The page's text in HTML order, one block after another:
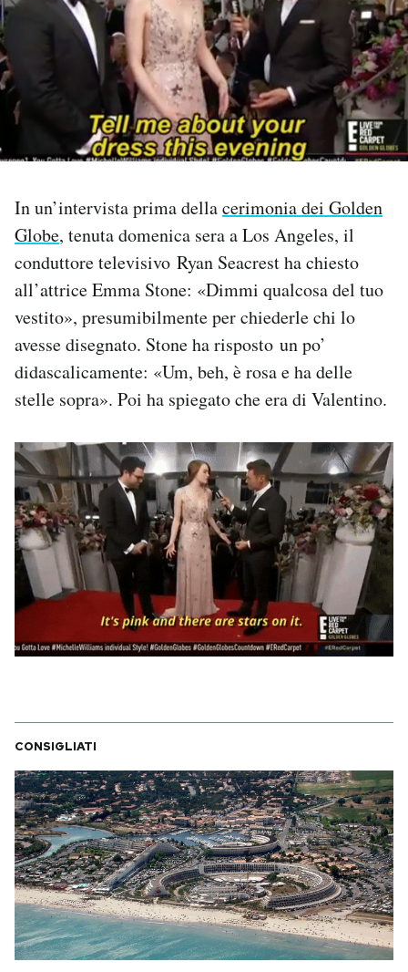
PODCAST
NEWSLETTER
I MIEI PREFERITI
SHOP
AREA PERSONALE
Area Personale
Newsletter
Regala il Post
Hai bisogno di aiuto?
Esci
In un’intervista prima dellacerimonia dei Golden
Globe, tenuta domenica sera a Los Angeles, il
conduttore televisivo Ryan Seacrest ha chiesto
all’attrice Emma Stone: «Dimmi qualcosa del tuo
vestito», presumibilmente per chiederle chi lo
avesse disegnato. Stone ha risposto un po’
didascalicamente: «Um, beh, è rosa e ha delle
stelle sopra». Poi ha spiegato che era di Valentino.
CONSIGLIATI